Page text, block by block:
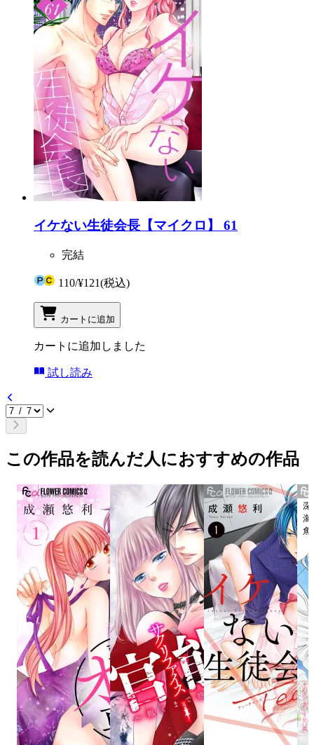
イケない生徒会長【マイクロ】 61
完結
110/¥121(税込)
カートに追加
カートに追加しました
試し読み
この作品を読んだ人におすすめの作品